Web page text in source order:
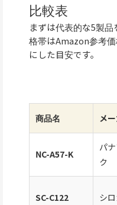
比較表
まずは代表的な5製
格帯はAmazon参考
にした目安です。
商品名 メ
NC-A57-K
パ
ク
SC-C122 シ